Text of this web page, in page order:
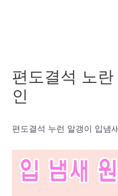
편도결석 노
인
편도결석 누런 알갱이 입냄